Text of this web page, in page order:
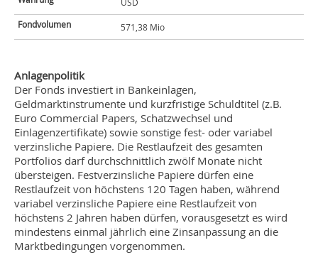
Fondvolumen
571,38 Mio
Anlagenpolitik
Der Fonds investiert in Bankeinlagen,
Geldmarktinstrumente und kurzfristige Schuldtitel (z.B.
Euro Commercial Papers, Schatzwechsel und
Einlagenzertifikate) sowie sonstige fest- oder variabel
verzinsliche Papiere. Die Restlaufzeit des gesamten
Portfolios darf durchschnittlich zwölf Monate nicht
übersteigen. Festverzinsliche Papiere dürfen eine
Restlaufzeit von höchstens 120 Tagen haben, während
variabel verzinsliche Papiere eine Restlaufzeit von
höchstens 2 Jahren haben dürfen, vorausgesetzt es wird
mindestens einmal jährlich eine Zinsanpassung an die
Marktbedingungen vorgenommen.